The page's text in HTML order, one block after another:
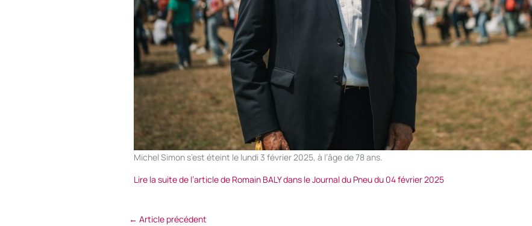
Michel Simon s’est éteint le lundi 3 février 2025, à l’âge de 78 ans.
Lire la suite de l’article de Romain BALY dans le Journal du Pneu du 04 février 2025
← Article précédent